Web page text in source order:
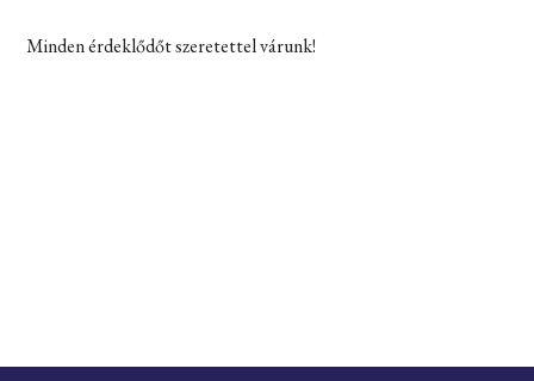
Minden érdeklődőt szeretettel várunk!